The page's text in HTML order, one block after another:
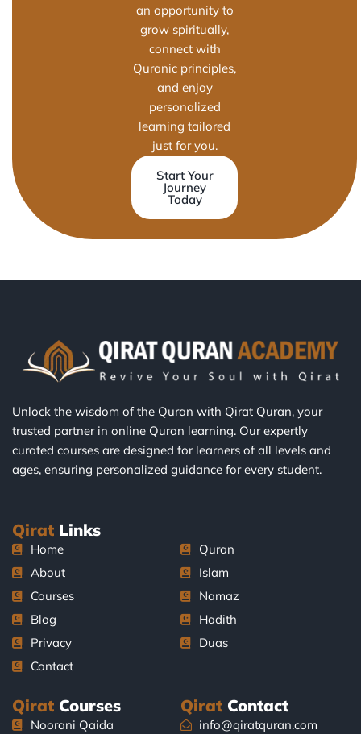
an opportunity to
grow spiritually,
connect with
Quranic principles,
and enjoy
personalized
learning tailored
just for you.
Start Your
Journey
Today
Unlock the wisdom of the Quran with Qirat Quran, your
trusted partner in online Quran learning. Our expertly
curated courses are designed for learners of all levels and
ages, ensuring personalized guidance for every student.
Qirat Links
Home
About
Courses
Blog
Privacy
Contact
Quran
Islam
Namaz
Hadith
Duas
Qirat Courses
Noorani Qaida
Qirat Contact
info@qiratquran.com